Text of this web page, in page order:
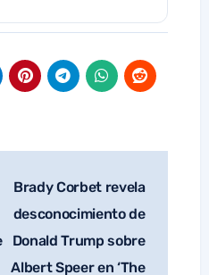
Brady Corbet revela
desconocimiento de
Donald Trump sobre
Albert Speer en ‘The